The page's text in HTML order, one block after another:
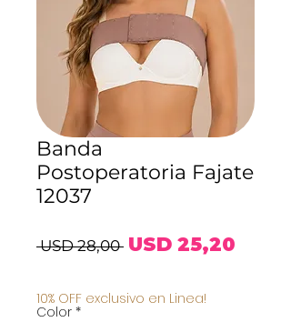
Banda
Postoperatoria Fajate
12037
USD 28,00 Precio
USD 25,20
10% OFF exclusivo en Linea!
Color *